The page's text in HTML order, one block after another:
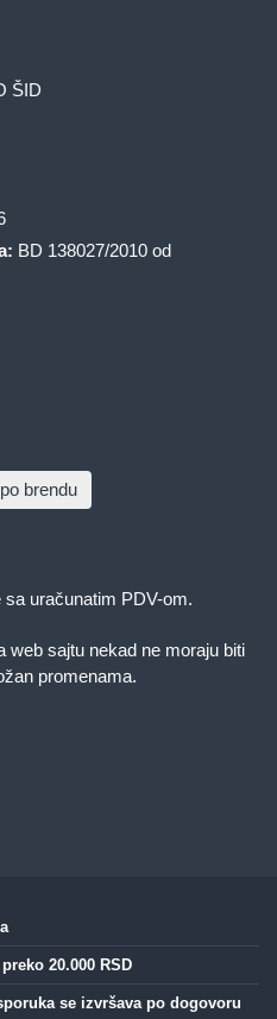
ŠID
BD 138027/2010 od
brendu
uračunatim PDV-om.
web sajtu nekad ne moraju biti
promenama.
20.000 RSD
se izvršava po dogovoru